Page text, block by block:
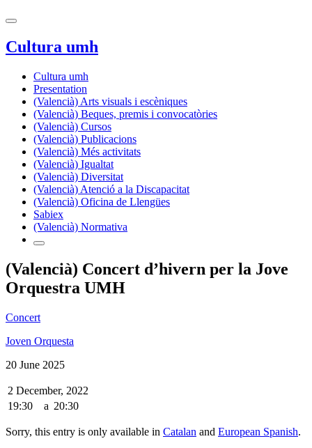
Cultura umh
Cultura umh
Presentation
(Valencià) Arts visuals i escèniques
(Valencià) Beques, premis i convocatòries
(Valencià) Cursos
(Valencià) Publicacions
(Valencià) Més activitats
(Valencià) Igualtat
(Valencià) Diversitat
(Valencià) Atenció a la Discapacitat
(Valencià) Oficina de Llengües
Sabiex
(Valencià) Normativa
(Valencià) Concert d’hivern per la Jove
Orquestra UMH
Concert
Joven Orquesta
20 June 2025
2 December, 2022
19:30
a 20:30
Sorry, this entry is only available in Catalan and European Spanish.